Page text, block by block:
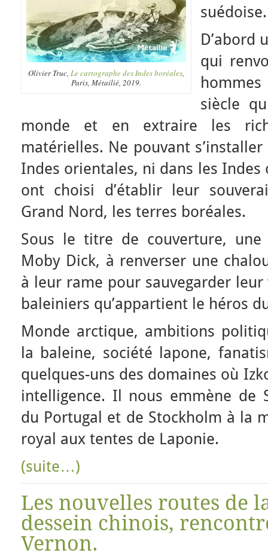
Olivier Truc, Le cartographe des Indes boréales,
Paris, Métailié, 2019.
suédoise.
D’abord
qui
siècle
monde et en extraire les
matérielles. Ne pouvant
Indes orientales, ni dans les Indes
ont choisi d’établir leur
Grand Nord, les terres boréales.
Sous le titre de couverture, une
Moby Dick, à renverser une
à leur rame pour sauvegarder leur
baleiniers qu’appartient le héros
Monde arctique, ambitions
la baleine, société lapone,
quelques-uns des domaines où
intelligence. Il nous emmène de
du Portugal et de Stockholm à la
royal aux tentes de Laponie.
(suite…)
Les nouvelles routes de
dessein chinois,
Vernon.